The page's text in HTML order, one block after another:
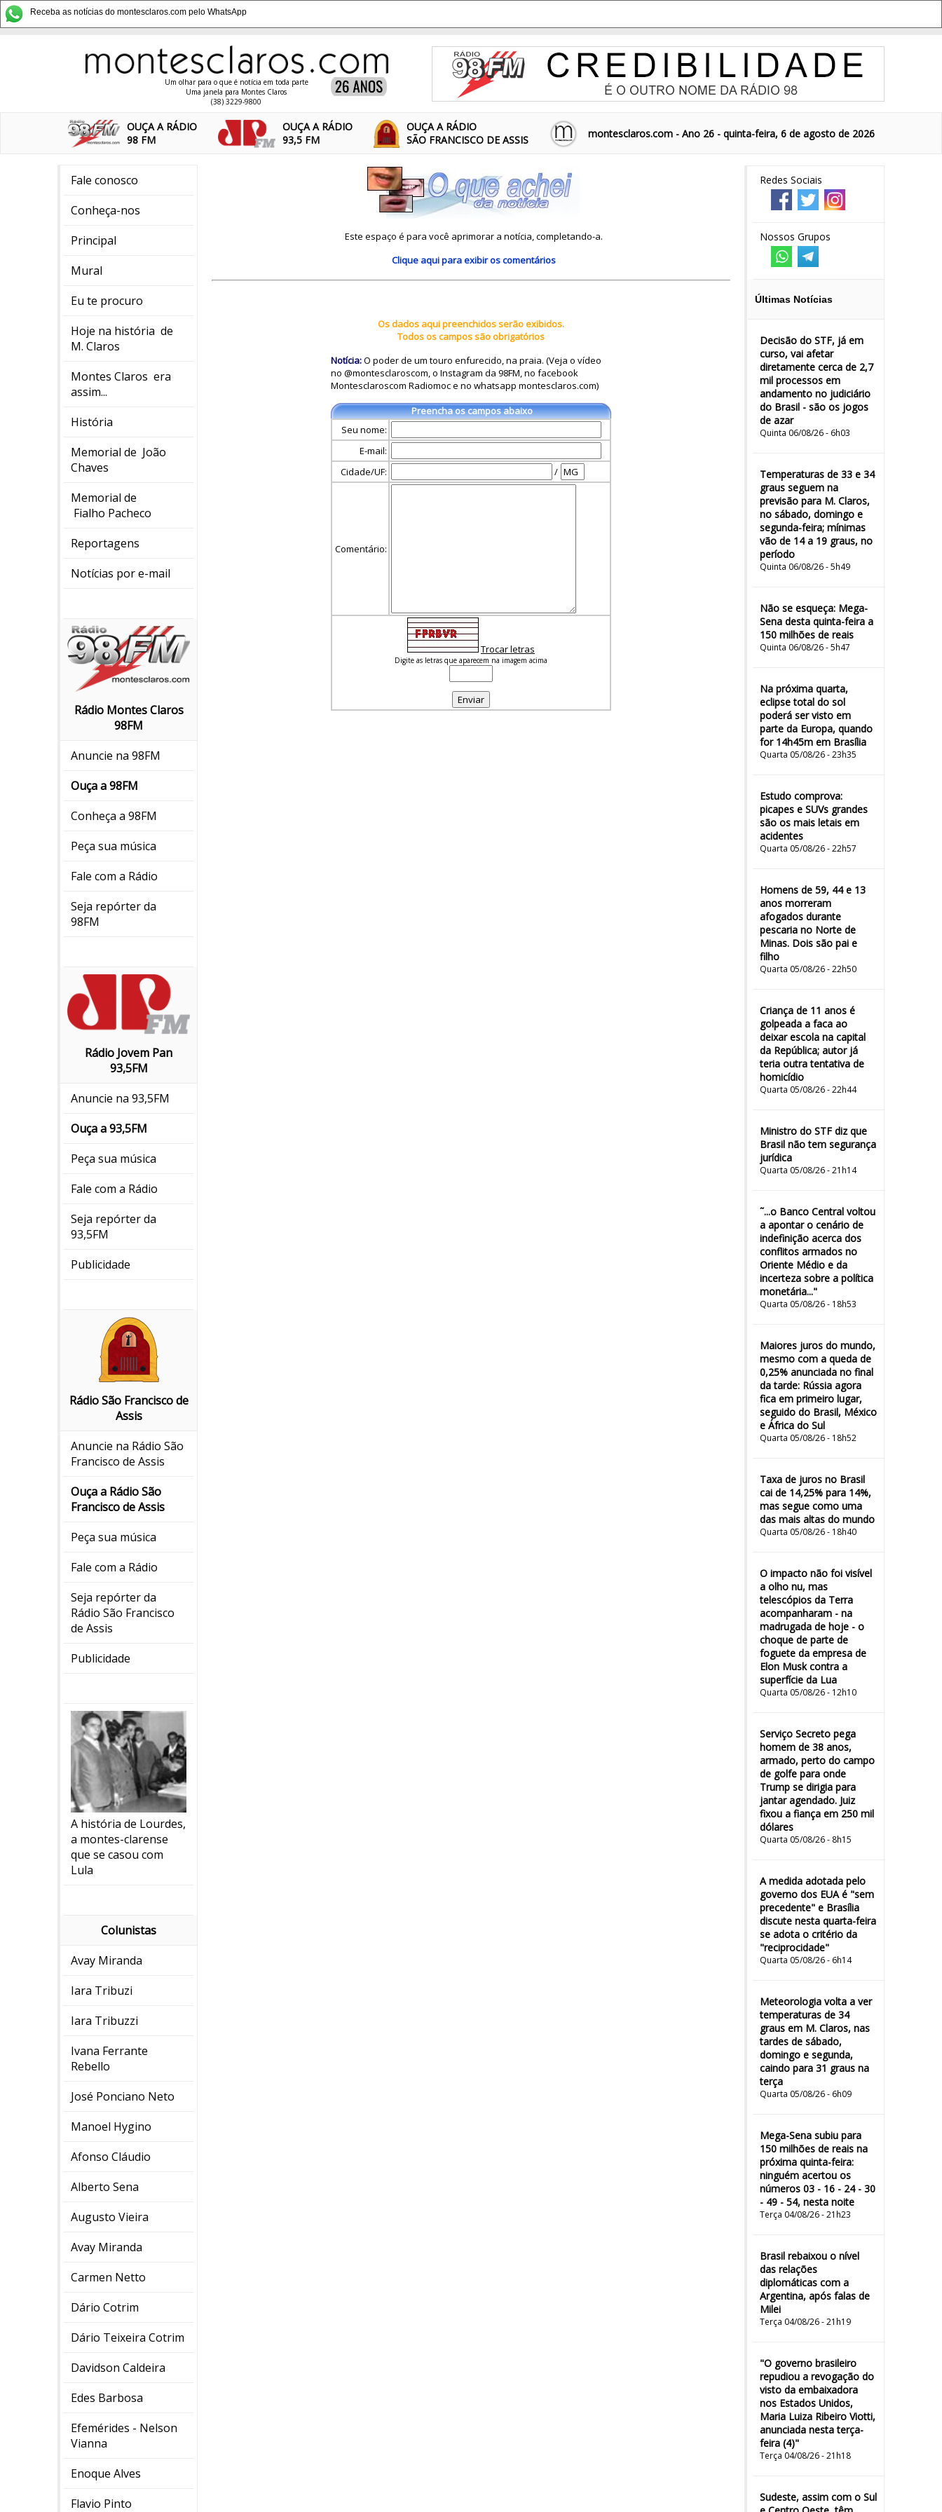
Receba as notícias do montesclaros.com pelo WhatsApp
Um olhar para o que é notícia em toda parte
Uma janela para Montes Claros
(38) 3229-9800
OUÇA A RÁDIO
98 FM
OUÇA A RÁDIO
93,5 FM
OUÇA A RÁDIO
SÃO FRANCISCO DE ASSIS
montesclaros.com - Ano 26 - quinta-feira, 6 de agosto de 2026
Fale conosco
Conheça-nos
Principal
Mural
Eu te procuro
Hoje na história de
M. Claros
Montes Claros era
assim...
História
Memorial de João
Chaves
Memorial de
Fialho Pacheco
Reportagens
Notícias por e-mail
Rádio Montes Claros
98FM
Anuncie na 98FM
Ouça a 98FM
Conheça a 98FM
Peça sua música
Fale com a Rádio
Seja repórter da
98FM
Rádio Jovem Pan
93,5FM
Anuncie na 93,5FM
Ouça a 93,5FM
Peça sua música
Fale com a Rádio
Seja repórter da
93,5FM
Publicidade
Rádio São Francisco de
Assis
Anuncie na Rádio São
Francisco de Assis
Ouça a Rádio São
Francisco de Assis
Peça sua música
Fale com a Rádio
Seja repórter da
Rádio São Francisco
de Assis
Publicidade
A história de Lourdes,
a montes-clarense
que se casou com
Lula
Colunistas
Avay Miranda
Iara Tribuzi
Iara Tribuzzi
Ivana Ferrante
Rebello
José Ponciano Neto
Manoel Hygino
Afonso Cláudio
Alberto Sena
Augusto Vieira
Avay Miranda
Carmen Netto
Dário Cotrim
Dário Teixeira Cotrim
Davidson Caldeira
Edes Barbosa
Efemérides - Nelson
Vianna
Enoque Alves
Flavio Pinto
Redes Sociais
Nossos Grupos
Últimas Notícias
Decisão do STF, já em
curso, vai afetar
diretamente cerca de 2,7
mil processos em
andamento no judiciário
do Brasil - são os jogos
de azar
Quinta 06/08/26 - 6h03
Temperaturas de 33 e 34
graus seguem na
previsão para M. Claros,
no sábado, domingo e
segunda-feira; mínimas
vão de 14 a 19 graus, no
período
Quinta 06/08/26 - 5h49
Não se esqueça: Mega-
Sena desta quinta-feira a
150 milhões de reais
Quinta 06/08/26 - 5h47
Na próxima quarta,
eclipse total do sol
poderá ser visto em
parte da Europa, quando
for 14h45m em Brasília
Quarta 05/08/26 - 23h35
Estudo comprova:
picapes e SUVs grandes
são os mais letais em
acidentes
Quarta 05/08/26 - 22h57
Homens de 59, 44 e 13
anos morreram
afogados durante
pescaria no Norte de
Minas. Dois são pai e
filho
Quarta 05/08/26 - 22h50
Criança de 11 anos é
golpeada a faca ao
deixar escola na capital
da República; autor já
teria outra tentativa de
homicídio
Quarta 05/08/26 - 22h44
Ministro do STF diz que
Brasil não tem segurança
jurídica
Quarta 05/08/26 - 21h14
˜...o Banco Central voltou
a apontar o cenário de
indefinição acerca dos
conflitos armados no
Oriente Médio e da
incerteza sobre a política
monetária..."
Quarta 05/08/26 - 18h53
Maiores juros do mundo,
mesmo com a queda de
0,25% anunciada no final
da tarde: Rússia agora
fica em primeiro lugar,
seguido do Brasil, México
e África do Sul
Quarta 05/08/26 - 18h52
Taxa de juros no Brasil
cai de 14,25% para 14%,
mas segue como uma
das mais altas do mundo
Quarta 05/08/26 - 18h40
O impacto não foi visível
a olho nu, mas
telescópios da Terra
acompanharam - na
madrugada de hoje - o
choque de parte de
foguete da empresa de
Elon Musk contra a
superfície da Lua
Quarta 05/08/26 - 12h10
Serviço Secreto pega
homem de 38 anos,
armado, perto do campo
de golfe para onde
Trump se dirigia para
jantar agendado. Juiz
fixou a fiança em 250 mil
dólares
Quarta 05/08/26 - 8h15
A medida adotada pelo
governo dos EUA é "sem
precedente" e Brasília
discute nesta quarta-feira
se adota o critério da
"reciprocidade"
Quarta 05/08/26 - 6h14
Meteorologia volta a ver
temperaturas de 34
graus em M. Claros, nas
tardes de sábado,
domingo e segunda,
caindo para 31 graus na
terça
Quarta 05/08/26 - 6h09
Mega-Sena subiu para
150 milhões de reais na
próxima quinta-feira:
ninguém acertou os
números 03 - 16 - 24 - 30
- 49 - 54, nesta noite
Terça 04/08/26 - 21h23
Brasil rebaixou o nível
das relações
diplomáticas com a
Argentina, após falas de
Milei
Terça 04/08/26 - 21h19
"O governo brasileiro
repudiou a revogação do
visto da embaixadora
nos Estados Unidos,
Maria Luiza Ribeiro Viotti,
anunciada nesta terça-
feira (4)"
Terça 04/08/26 - 21h18
Sudeste, assim com o Sul
Este espaço é para você aprimorar a notícia, completando-a.
Clique aquipara exibir os comentários
Os dados aqui preenchidos serão exibidos.
Todos os campos são obrigatórios
Notícia:O poder de um touro enfurecido, na praia. (Veja o vídeo
no @montesclaroscom, o Instagram da 98FM, no facebook
Montesclaroscom Radiomoc e no whatsapp montesclaros.com)
Preencha os campos abaixo
Seu nome:
E-mail:
Cidade/UF:
/
Comentário:
Trocar letras
Digite as letras que aparecem na imagem acima